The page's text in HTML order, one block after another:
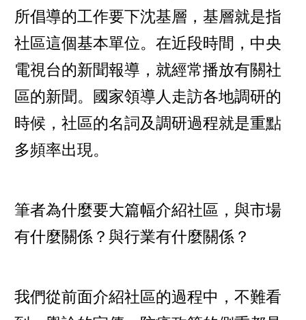
所倡導的工作要下沈基層，基層就是指
社區這個基本單位。在近段時間，中央
電視台的新聞報導，就經常播放有關社
區的新聞。國家領導人走訪各地調研的
時候，社區的名詞及調研過程就是重點
多頻率出現。
筆者為什麼要大篇幅介紹社區，與市場
有什麼關係？與行業有什麼關係？
我們從前面介紹社區的過程中，不難看